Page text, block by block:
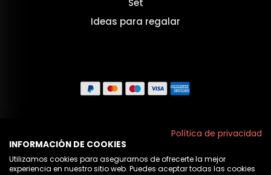
Set
Ideas para regalar
Política de cookies
Política de privacidad
INFORMACIÓN DE COOKIES
Utilizamos cookies para asegurarnos de ofrecerte la mejor
experiencia en nuestro sitio web. Puedes aceptar todas las cookies